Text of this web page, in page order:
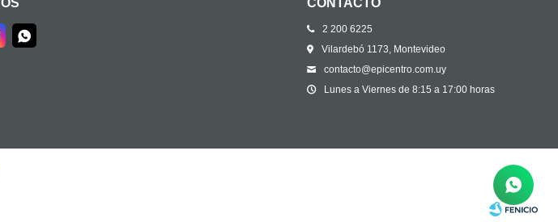
2 200 6225
Vilardebó 1173, Montevideo
contacto@epicentro.com.uy
Lunes a Viernes de 8:15 a 17:00 horas
